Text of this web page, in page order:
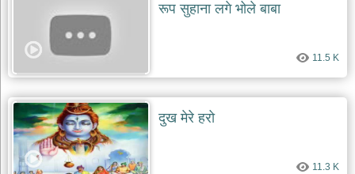
रूप सुहाना लगे भोले बाबा
11.5 K
दुख मेरे हरो
11.3 K